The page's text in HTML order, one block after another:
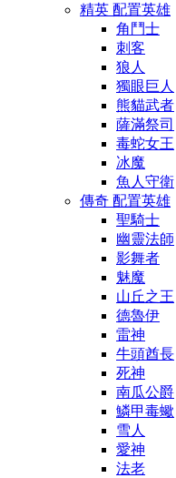
精英 配置英雄
角鬥士
刺客
狼人
獨眼巨人
熊貓武者
薩滿祭司
毒蛇女王
冰魔
魚人守衛
傳奇 配置英雄
聖騎士
幽靈法師
影舞者
魅魔
山丘之王
德魯伊
雷神
牛頭酋長
死神
南瓜公爵
鱗甲毒蠍
雪人
愛神
法老